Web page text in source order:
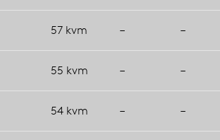
57 kvm – –
55 kvm – –
54 kvm – –